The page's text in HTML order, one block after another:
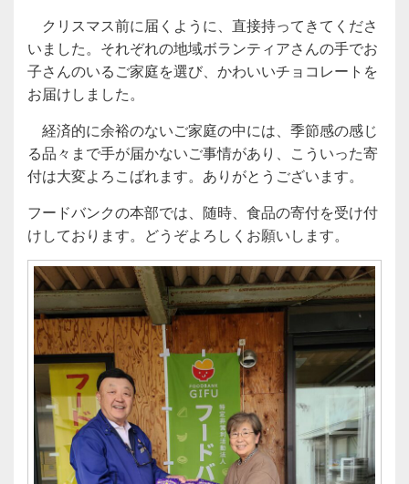
クリスマス前に届くように、直接持ってきてくださ
いました。それぞれの地域ボランティアさんの手でお
子さんのいるご家庭を選び、かわいいチョコレートを
お届けしました。
経済的に余裕のないご家庭の中には、季節感の感じ
る品々まで手が届かないご事情があり、こういった寄
付は大変よろこばれます。ありがとうございます。
フードバンクの本部では、随時、食品の寄付を受け付
けしております。どうぞよろしくお願いします。